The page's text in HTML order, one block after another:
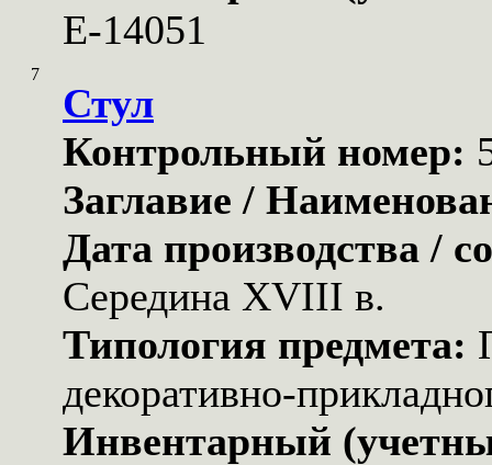
Е-14051
7
Стул
Контрольный номер:
Заглавие /
Дата производства /
Середина XVIII в.
Типология предмета:
декоративно-
Инвентарный